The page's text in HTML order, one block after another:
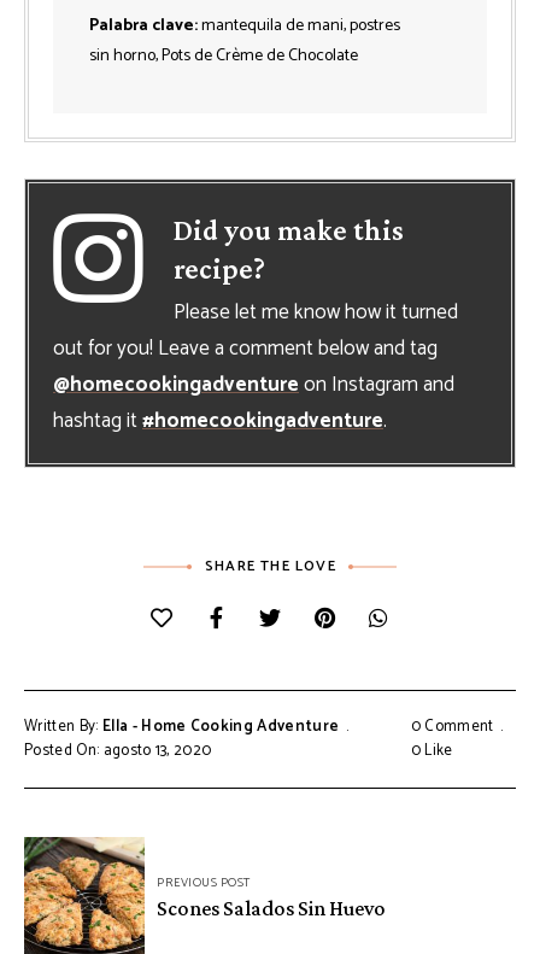
Palabra clave:mantequila de mani, postres
sin horno, Pots de Crème de Chocolate
Did you make this
recipe?
Please let me know how it turned
out for you! Leave a comment below and tag
@homecookingadventureon Instagram and
hashtag it#homecookingadventure.
SHARE THE LOVE
Written By: Ella - Home Cooking Adventure
Posted On: agosto 13, 2020
0 Comment
0Like
Navegación
de
entradas
PREVIOUS POST
Scones Salados Sin Huevo